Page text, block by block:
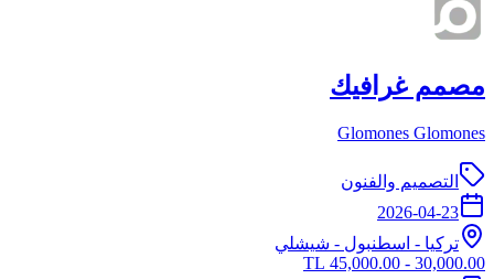
مصمم غرافيك
Glomones Glomones
التصميم والفنون
2026-04-23
تركيا - اسطنبول - شيشلي
30,000.00 - 45,000.00 TL